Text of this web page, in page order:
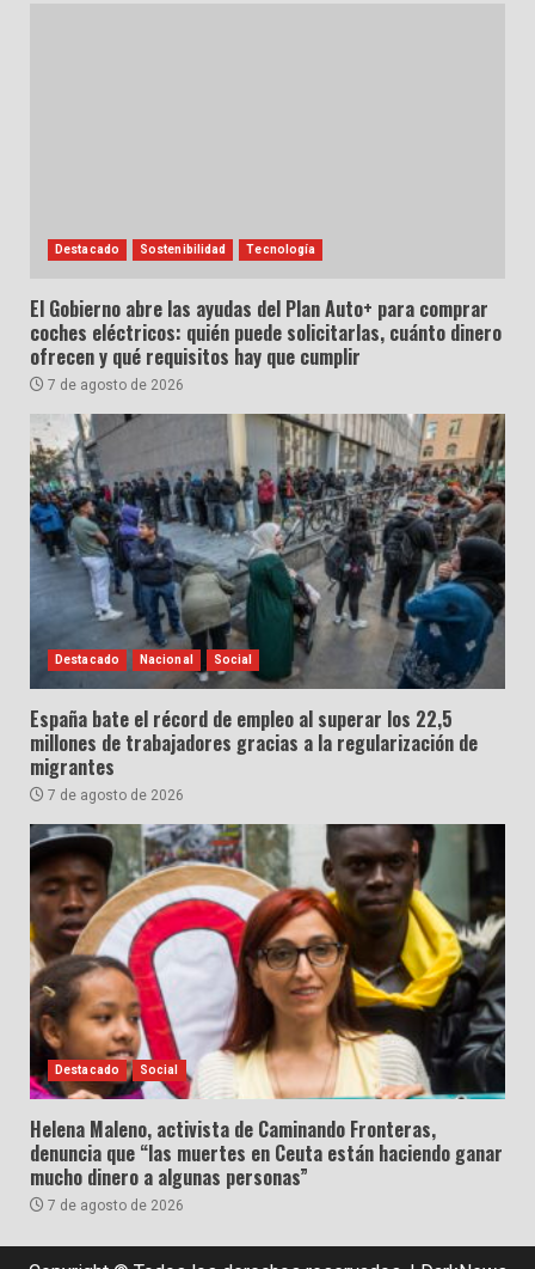
Destacado Sostenibilidad Tecnología
El Gobierno abre las ayudas del Plan Auto+ para comprar
coches eléctricos: quién puede solicitarlas, cuánto dinero
ofrecen y qué requisitos hay que cumplir
7 de agosto de 2026
Destacado Nacional Social
España bate el récord de empleo al superar los 22,5
millones de trabajadores gracias a la regularización de
migrantes
7 de agosto de 2026
Destacado Social
Helena Maleno, activista de Caminando Fronteras,
denuncia que “las muertes en Ceuta están haciendo ganar
mucho dinero a algunas personas”
7 de agosto de 2026